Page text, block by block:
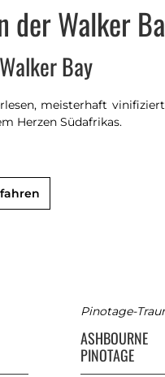
der Walker
Bay
meisterhaft
Herzen Südafrikas.
Pinotage-
ASHBOURNE
PINOTAGE